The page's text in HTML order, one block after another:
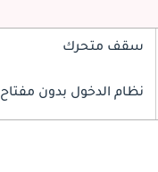
سقف متحرك
نظام الدخول بدون مفتاح